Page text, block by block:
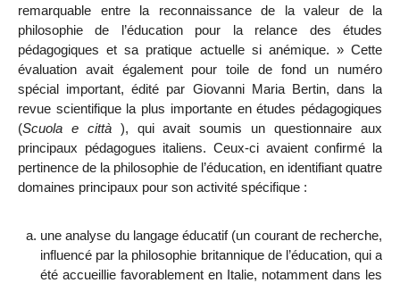
remarquable entre la reconnaissance de la valeur de la
philosophie de l’éducation pour la relance des études
pédagogiques et sa pratique actuelle si anémique. » Cette
évaluation avait également pour toile de fond un numéro
spécial important, édité par Giovanni Maria Bertin, dans la
revue scientifique la plus importante en études pédagogiques
(Scuola e città ), qui avait soumis un questionnaire aux
principaux pédagogues italiens. Ceux-ci avaient confirmé la
pertinence de la philosophie de l’éducation, en identifiant quatre
domaines principaux pour son activité spécifique :
une analyse du langage éducatif (un courant de recherche,
influencé par la philosophie britannique de l’éducation, qui a
été accueillie favorablement en Italie, notamment dans les